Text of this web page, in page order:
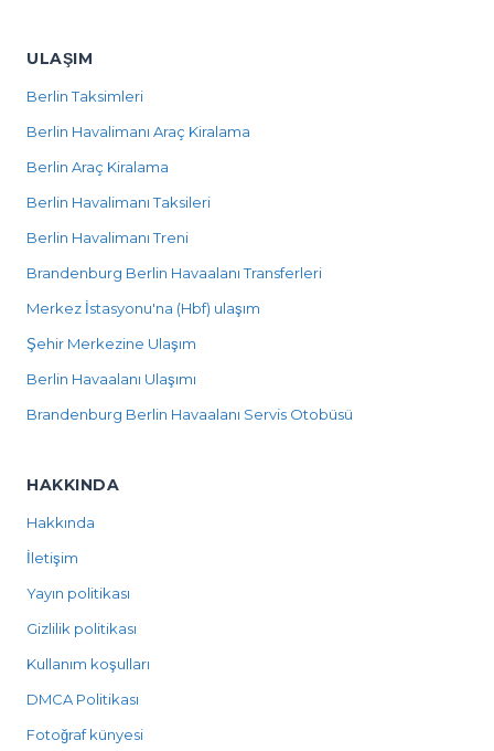
ULAŞIM
Berlin Taksimleri
Berlin Havalimanı Araç Kiralama
Berlin Araç Kiralama
Berlin Havalimanı Taksileri
Berlin Havalimanı Treni
Brandenburg Berlin Havaalanı Transferleri
Merkez İstasyonu'na (Hbf) ulaşım
Şehir Merkezine Ulaşım
Berlin Havaalanı Ulaşımı
Brandenburg Berlin Havaalanı Servis Otobüsü
HAKKINDA
Hakkında
İletişim
Yayın politikası
Gizlilik politikası
Kullanım koşulları
DMCA Politikası
Fotoğraf künyesi